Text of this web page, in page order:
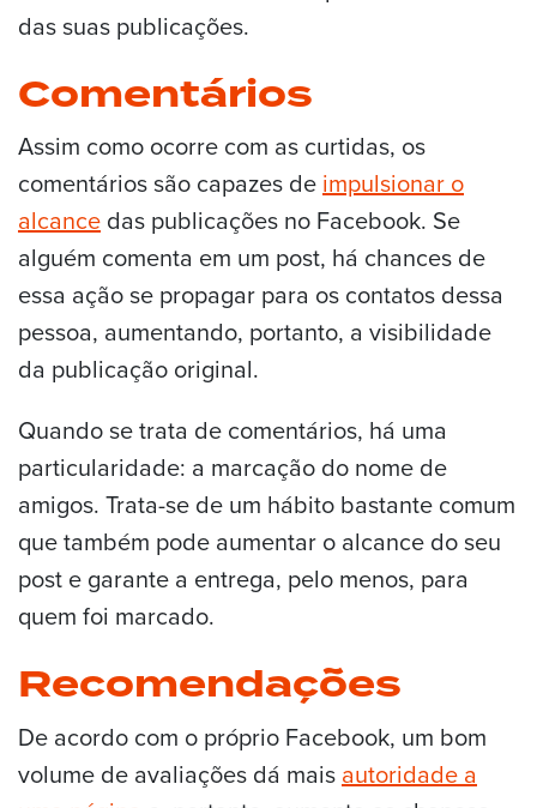
das suas publicações.
Comentários
Assim como ocorre com as curtidas, os
comentários são capazes deimpulsionar o
alcance das publicações no Facebook. Se
alguém comenta em um post, há chances de
essa ação se propagar para os contatos dessa
pessoa, aumentando, portanto, a visibilidade
da publicação original.
Quando se trata de comentários, há uma
particularidade: a marcação do nome de
amigos. Trata-se de um hábito bastante comum
que também pode aumentar o alcance do seu
post e garante a entrega, pelo menos, para
quem foi marcado.
Recomendações
De acordo com o próprio Facebook, um bom
volume de avaliações dá mais autoridade a